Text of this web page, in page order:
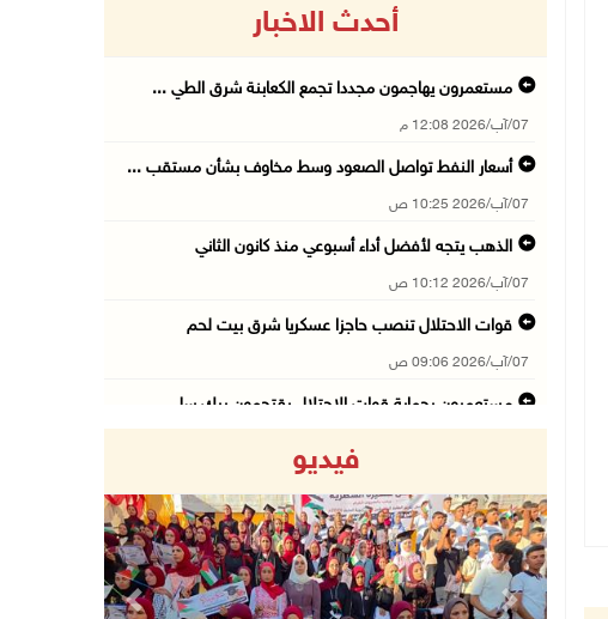
أحدث الاخبار
مستعمرون يهاجمون مجددا تجمع الكعابنة شرق الطي ...
07/آب/2026 12:08 م
أسعار النفط تواصل الصعود وسط مخاوف بشأن مستقب ...
07/آب/2026 10:25 ص
الذهب يتجه لأفضل أداء أسبوعي منذ كانون الثاني
07/آب/2026 10:12 ص
قوات الاحتلال تنصب حاجزا عسكريا شرق بيت لحم
07/آب/2026 09:06 ص
مستعمرون بحماية قوات الاحتلال يقتحمون برك سلي ...
07/آب/2026 08:24 ص
محافظة القدس: انسحاب قوات الاحتلال من مخيم قل ...
07/آب/2026 08:23 ص
فيديو
Previous Next